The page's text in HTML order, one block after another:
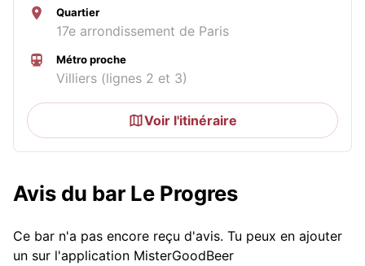
Quartier
17e arrondissement de Paris
Métro proche
Villiers (lignes 2 et 3)
Voir l'itinéraire
Avis du bar Le Progres
Ce bar n'a pas encore reçu d'avis. Tu peux en ajouter
un sur l'application MisterGoodBeer